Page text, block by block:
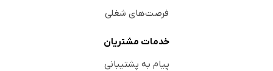
فرصت‌های شغلی
خدمات مشتریان
پیام به پشتیبانی